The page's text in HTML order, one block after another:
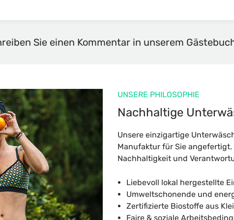
Sie einen Kommentar in unserem
UNSERE PHILOSOPHIE
Nachhaltige
Unsere einzigartige
Manufaktur für Sie
Nachhaltigkeit und
Liebevoll lokal hergestellte
Umweltschonende und
Zertifizierte Biostoffe aus
Faire & soziale